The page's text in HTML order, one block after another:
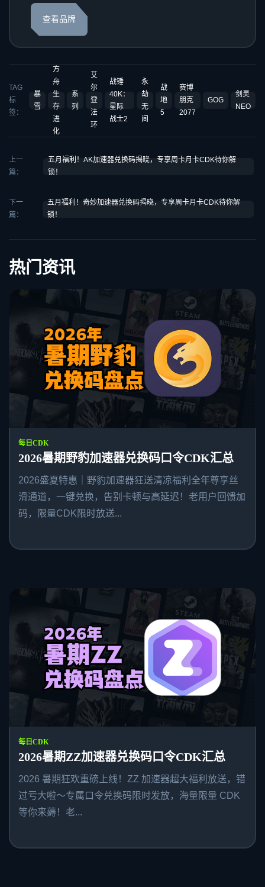
查看品牌
TAG
标
签：
暴
雪
方
舟
生
存
进
化
系
列
艾
尔
登
法
环
战锤
40K：
星际
战士2
永
劫
无
间
战
地
5
赛博
朋克
2077
GOG
剑灵
NEO
上一
篇：
五月福利！AK加速器兑换码揭晓，专享周卡月卡CDK待你解
锁！
下一
篇：
五月福利！奇妙加速器兑换码揭晓，专享周卡月卡CDK待你解
锁！
热门资讯
每日CDK
2026暑期野豹加速器兑换码口令CDK汇总
2026盛夏特惠｜野豹加速器狂送清凉福利全年尊享丝
滑通道，一键兑换，告别卡顿与高延迟！老用户回馈加
码，限量CDK限时放送...
每日CDK
2026暑期ZZ加速器兑换码口令CDK汇总
2026 暑期狂欢重磅上线！ZZ 加速器超大福利放送，错
过亏大啦～专属口令兑换码限时发放，海量限量 CDK
等你来薅！老...